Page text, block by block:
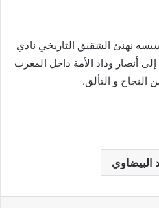
الذكرى السنوية 88 لتأسيسه نهنئ الشقيق التاريخي نادي
إلى أنصار وداد الأمة داخل المغرب
النجاح و التألق.
البيضاوي